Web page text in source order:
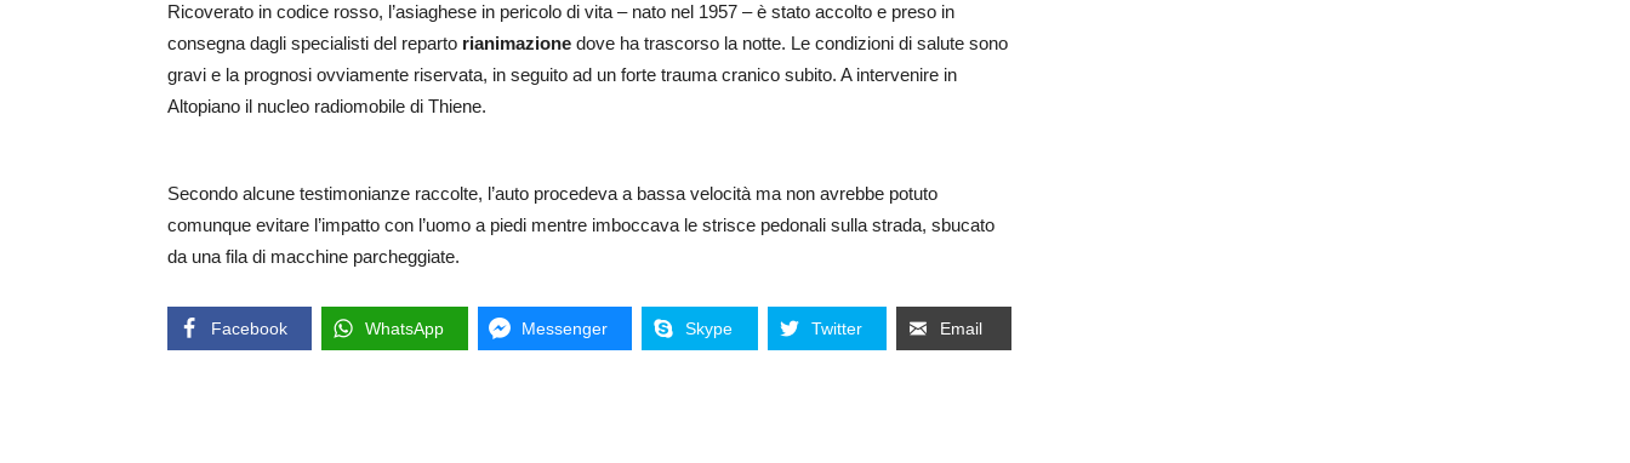
Ricoverato in codice rosso, l’asiaghese in pericolo di vita – nato nel 1957 – è stato accolto e preso in
consegna dagli specialisti del reparto rianimazione dove ha trascorso la notte. Le condizioni di salute sono
gravi e la prognosi ovviamente riservata, in seguito ad un forte trauma cranico subito. A intervenire in
Altopiano il nucleo radiomobile di Thiene.
Secondo alcune testimonianze raccolte, l’auto procedeva a bassa velocità ma non avrebbe potuto
comunque evitare l’impatto con l’uomo a piedi mentre imboccava le strisce pedonali sulla strada, sbucato
da una fila di macchine parcheggiate.
Facebook WhatsApp Messenger Skype Twitter Email